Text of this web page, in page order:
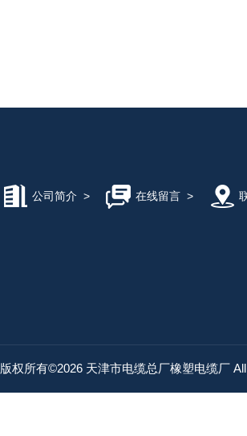
公司简介 > 在线留言>
版权所有©2026 天津市电缆总厂橡塑电缆厂